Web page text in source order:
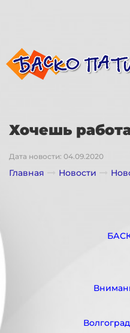
Хочешь
Дата новости: 04.09.2020
Главная Новости